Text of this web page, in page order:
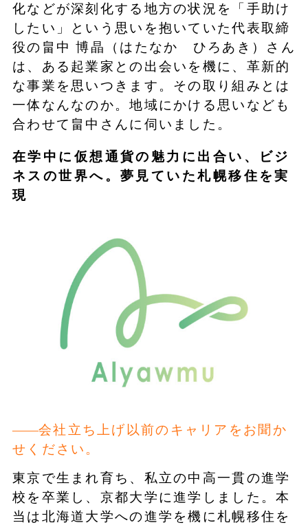
化などが深刻化する地方の状況を「手助け
したい」という思いを抱いていた代表取締
役の畠中 博晶（はたなか ひろあき）さん
は、ある起業家との出会いを機に、革新的
な事業を思いつきます。その取り組みとは
一体なんなのか。地域にかける思いなども
合わせて畠中さんに伺いました。
在学中に仮想通貨の魅力に出合い、ビジ
ネスの世界へ。夢見ていた札幌移住を実
現
会社立ち上げ以前のキャリアをお聞か
せください。
東京で生まれ育ち、私立の中高一貫の進学
校を卒業し、京都大学に進学しました。本
当は北海道大学への進学を機に札幌移住を